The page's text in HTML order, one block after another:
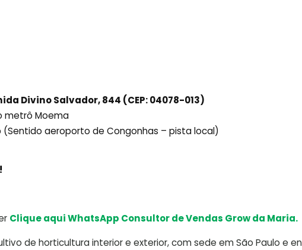
Divino Salvador, 844 (CEP: 04078-013)
metrô Moema
(Sentido aeroporto de Congonhas – pista local)
Clique aqui WhatsApp Consultor de Vendas Grow da Maria.
de horticultura interior e exterior, com sede em São Paulo e